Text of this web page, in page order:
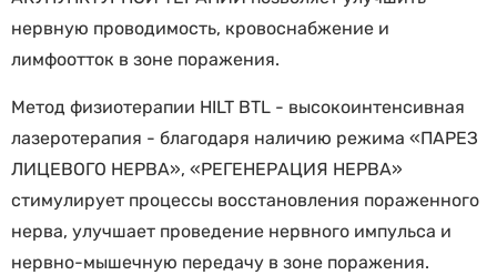
нервную проводимость, кровоснабжение и
лимфоотток в зоне поражения.
Метод физиотерапии HILT BTL - высокоинтенсивная
лазеротерапия - благодаря наличию режима «ПАРЕЗ
ЛИЦЕВОГО НЕРВА», «РЕГЕНЕРАЦИЯ НЕРВА»
стимулирует процессы восстановления пораженного
нерва, улучшает проведение нервного импульса и
нервно-мышечную передачу в зоне поражения.